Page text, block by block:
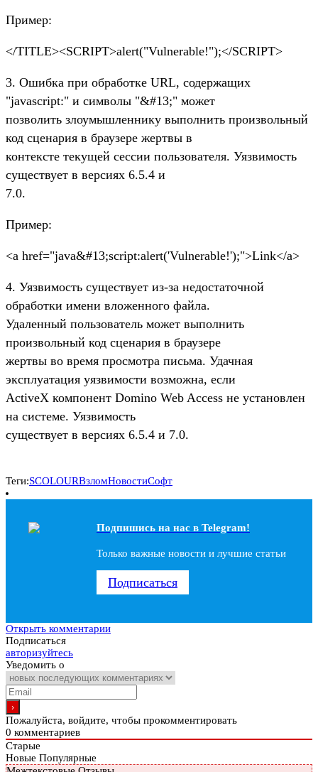
Пример:
</TITLE><SCRIPT>alert("Vulnerable!");</SCRIPT>
3. Ошибка при обработке URL, содержащих
"javascript:" и символы "&#13;" может
позволить злоумышленнику выполнить произвольный
код сценария в браузере жертвы в
контексте текущей сессии пользователя. Уязвимость
существует в версиях 6.5.4 и
7.0.
Пример:
<a href="java&#13;script:alert('Vulnerable!');">Link</a>
4. Уязвимость существует из-за недостаточной
обработки имени вложенного файла.
Удаленный пользователь может выполнить
произвольный код сценария в браузере
жертвы во время просмотра письма. Удачная
эксплуатация уязвимости возможна, если
ActiveX компонент Domino Web Access не установлен
на системе. Уязвимость
существует в версиях 6.5.4 и 7.0.
Теги:SCOLOURВзломНовостиСофт
Подпишись на наc в Telegram!
Только важные новости и лучшие статьи
Подписаться
Открыть комментарии
Подписаться
авторизуйтесь
Уведомить о
Пожалуйста, войдите, чтобы прокомментировать
0 комментариев
Старые
Новые Популярные